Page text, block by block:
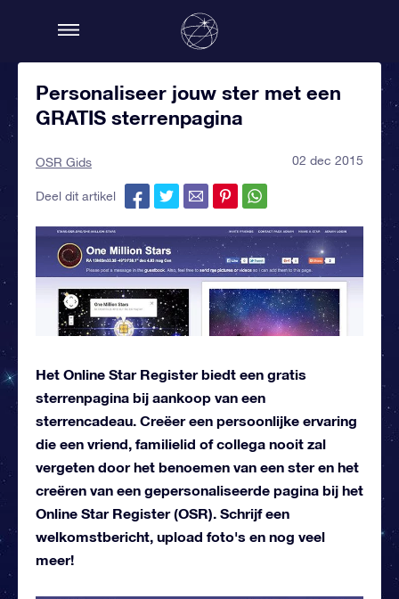
Personaliseer jouw ster met een
GRATIS sterrenpagina
OSR Gids 02 dec 2015
Deel dit artikel
Het Online Star Register biedt een gratis
sterrenpagina bij aankoop van een
sterrencadeau. Creëer een persoonlijke ervaring
die een vriend, familielid of collega nooit zal
vergeten door het benoemen van een ster en het
creëren van een gepersonaliseerde pagina bij het
Online Star Register (OSR). Schrijf een
welkomstbericht, upload foto's en nog veel
meer!